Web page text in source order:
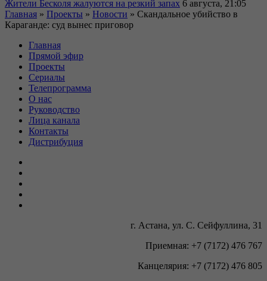
Жители Бесколя жалуются на резкий запах 6 августа, 21:05
Главная » Проекты » Новости » Скандальное убийство в
Караганде: суд вынес приговор
Главная
Прямой эфир
Проекты
Сериалы
Телепрограмма
О нас
Руководство
Лица канала
Контакты
Дистрибуция
г. Астана, ул. С. Сейфуллина, 31
Приемная: +7 (7172) 476 767
Канцелярия: +7 (7172) 476 805